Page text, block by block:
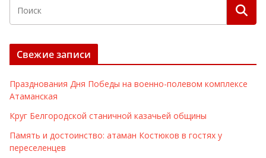
Свежие записи
Празднования Дня Победы на военно-полевом комплексе
Атаманская
Круг Белгородской станичной казачьей общины
Память и достоинство: атаман Костюков в гостях у
переселенцев